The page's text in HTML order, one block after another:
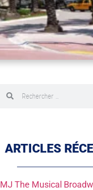
ARTICLES
MJ The Musical